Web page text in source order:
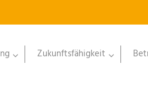
Zukunftsfähigkeit